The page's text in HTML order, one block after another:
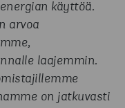
käyttöä.
arvoa
laajemmin.
on jatkuvasti